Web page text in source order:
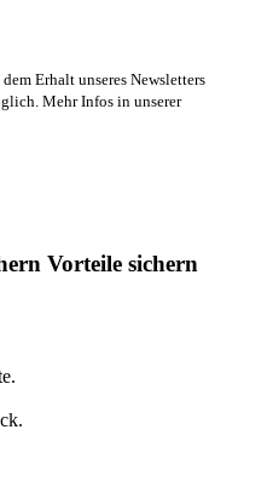
Erhalt unseres Newsletters
Mehr Infos in unserer
Vorteile sichern